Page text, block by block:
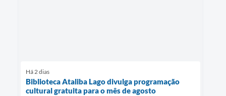
Há 2 dias
Biblioteca Ataliba Lago divulga programação
cultural gratuita para o mês de agosto